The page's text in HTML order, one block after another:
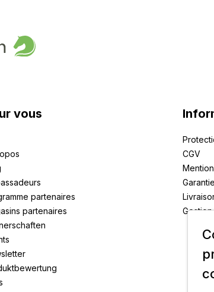
vous
partenaires
partenaires
CGV